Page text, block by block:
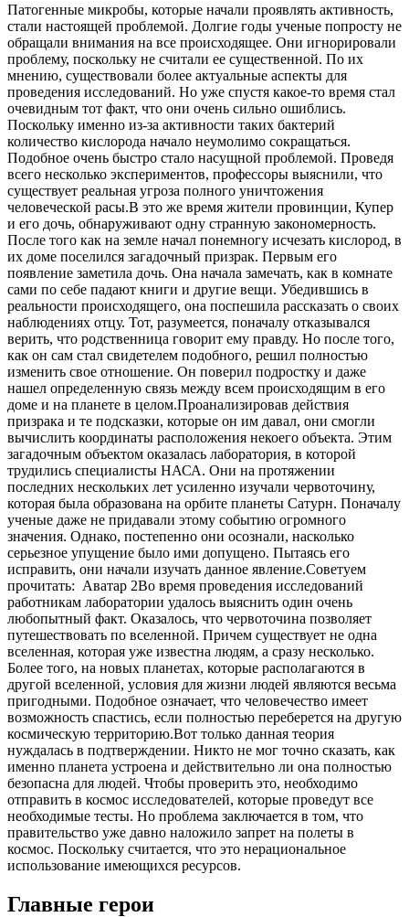
Патогенные микробы, которые начали проявлять активность,
стали настоящей проблемой. Долгие годы ученые попросту не
обращали внимания на все происходящее. Они игнорировали
проблему, поскольку не считали ее существенной. По их
мнению, существовали более актуальные аспекты для
проведения исследований. Но уже спустя какое-то время стал
очевидным тот факт, что они очень сильно ошиблись.
Поскольку именно из-за активности таких бактерий
количество кислорода начало неумолимо сокращаться.
Подобное очень быстро стало насущной проблемой. Проведя
всего несколько экспериментов, профессоры выяснили, что
существует реальная угроза полного уничтожения
человеческой расы.В это же время жители провинции, Купер
и его дочь, обнаруживают одну странную закономерность.
После того как на земле начал понемногу исчезать кислород, в
их доме поселился загадочный призрак. Первым его
появление заметила дочь. Она начала замечать, как в комнате
сами по себе падают книги и другие вещи. Убедившись в
реальности происходящего, она поспешила рассказать о своих
наблюдениях отцу. Тот, разумеется, поначалу отказывался
верить, что родственница говорит ему правду. Но после того,
как он сам стал свидетелем подобного, решил полностью
изменить свое отношение. Он поверил подростку и даже
нашел определенную связь между всем происходящим в его
доме и на планете в целом.Проанализировав действия
призрака и те подсказки, которые он им давал, они смогли
вычислить координаты расположения некоего объекта. Этим
загадочным объектом оказалась лаборатория, в которой
трудились специалисты НАСА. Они на протяжении
последних нескольких лет усиленно изучали червоточину,
которая была образована на орбите планеты Сатурн. Поначалу
ученые даже не придавали этому событию огромного
значения. Однако, постепенно они осознали, насколько
серьезное упущение было ими допущено. Пытаясь его
исправить, они начали изучать данное явление.Советуем
прочитать: Аватар 2Во время проведения исследований
работникам лаборатории удалось выяснить один очень
любопытный факт. Оказалось, что червоточина позволяет
путешествовать по вселенной. Причем существует не одна
вселенная, которая уже известна людям, а сразу несколько.
Более того, на новых планетах, которые располагаются в
другой вселенной, условия для жизни людей являются весьма
пригодными. Подобное означает, что человечество имеет
возможность спастись, если полностью переберется на другую
космическую территорию.Вот только данная теория
нуждалась в подтверждении. Никто не мог точно сказать, как
именно планета устроена и действительно ли она полностью
безопасна для людей. Чтобы проверить это, необходимо
отправить в космос исследователей, которые проведут все
необходимые тесты. Но проблема заключается в том, что
правительство уже давно наложило запрет на полеты в
космос. Поскольку считается, что это нерациональное
использование имеющихся ресурсов.
Главные герои